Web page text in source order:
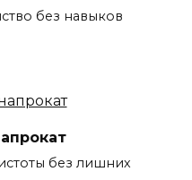
без навыков
без лишних